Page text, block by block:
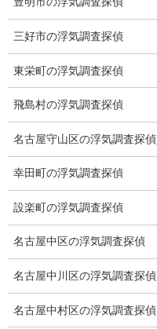
ワンストップサービス
アフターフォロー
ミライリサーチのお約束
当社のこだわり
契約後の安心と信頼
顧問弁護士のご案内
委任契約
低料金の理由
スキルの高さ＝高額料金？
適正料金
三好市の浮気調査探偵
東栄町の浮気調査探偵
飛島村の浮気調査探偵
名古屋守山区の浮気調査探偵
幸田町の浮気調査探偵
設楽町の浮気調査探偵
名古屋中区の浮気調査探偵
名古屋中川区の浮気調査探偵
名古屋中村区の浮気調査探偵